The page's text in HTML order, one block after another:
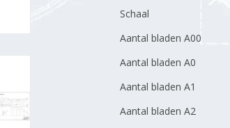
Schaal
Aantal bladen A00
Aantal bladen A0
Aantal bladen A1
Aantal bladen A2